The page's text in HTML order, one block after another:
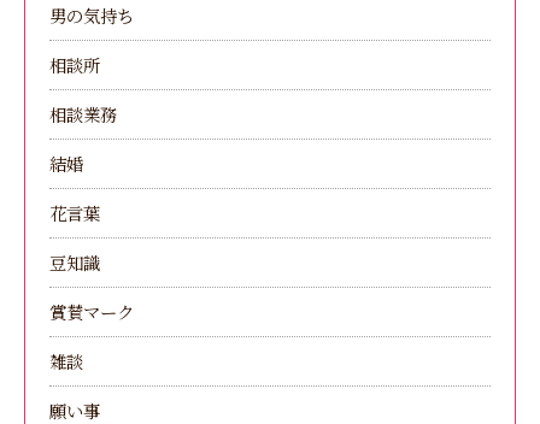
男の気持ち
相談所
相談業務
結婚
花言葉
豆知識
賞賛マーク
雑談
願い事